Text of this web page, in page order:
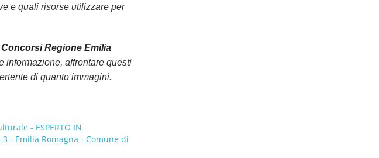
e quali risorse utilizzare per
Concorsi Regione Emilia
informazione, affrontare questi
di quanto immagini.
- ESPERTO IN
3 - Emilia Romagna - Comune di